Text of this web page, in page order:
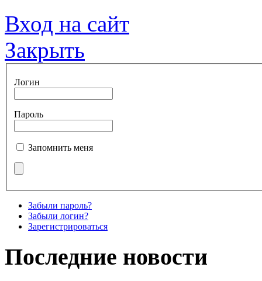
Вход на сайт
Закрыть
Логин
Пароль
Запомнить меня
Забыли пароль?
Забыли логин?
Зарегистрироваться
Последние новости